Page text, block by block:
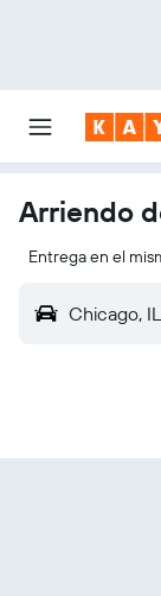
Arriendo
Entrega en el
Chicago,